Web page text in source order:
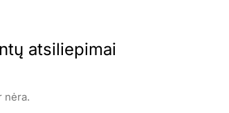
atsiliepimai
nėra.